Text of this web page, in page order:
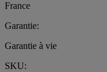
France
Garantie:
Garantie à vie
SKU: